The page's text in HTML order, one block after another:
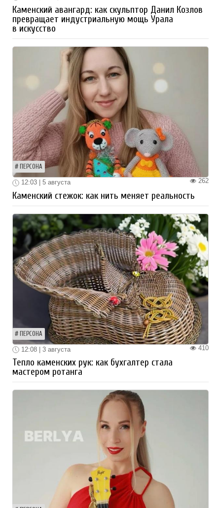
Каменский авангард: как скульптор Данил Козлов
превращает индустриальную мощь Урала
в искусство
ПЕРСОНА
262
12:03 | 5 августа
Каменский стежок: как нить меняет реальность
ПЕРСОНА
410
12:08 | 3 августа
Тепло каменских рук: как бухгалтер стала
мастером ротанга